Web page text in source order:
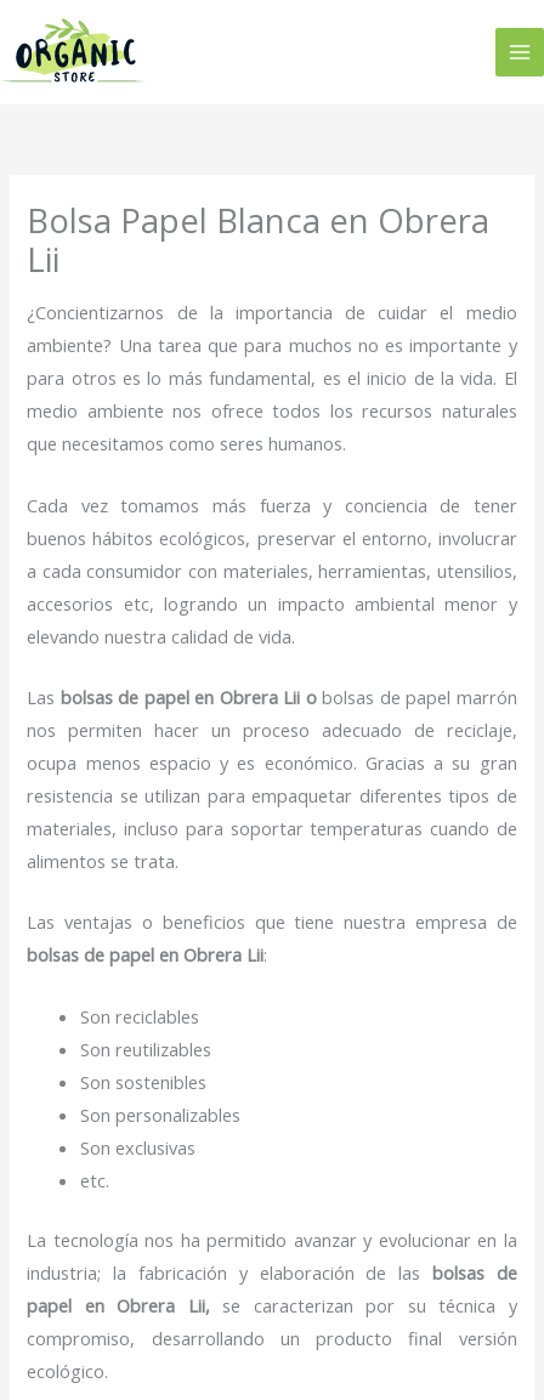
contenido
Bolsa Papel Blanca en Obrera
Lii
¿Concientizarnos de la importancia de cuidar el medio
ambiente? Una tarea que para muchos no es importante y
para otros es lo más fundamental, es el inicio de la vida. El
medio ambiente nos ofrece todos los recursos naturales
que necesitamos como seres humanos.
Cada vez tomamos más fuerza y conciencia de tener
buenos hábitos ecológicos, preservar el entorno, involucrar
a cada consumidor con materiales, herramientas, utensilios,
accesorios etc, logrando un impacto ambiental menor y
elevando nuestra calidad de vida.
Las bolsas de papel en Obrera Lii obolsas de papel marrón
nos permiten hacer un proceso adecuado de reciclaje,
ocupa menos espacio y es económico. Gracias a su gran
resistencia se utilizan para empaquetar diferentes tipos de
materiales, incluso para soportar temperaturas cuando de
alimentos se trata.
Las ventajas o beneficios que tiene nuestra empresa de
bolsas de papel en Obrera Lii:
Son reciclables
Son reutilizables
Son sostenibles
Son personalizables
Son exclusivas
etc.
La tecnología nos ha permitido avanzar y evolucionar en la
industria; la fabricación y elaboración de las bolsas de
papel en Obrera Lii, se caracterizan por su técnica y
compromiso, desarrollando un producto final versión
ecológico.